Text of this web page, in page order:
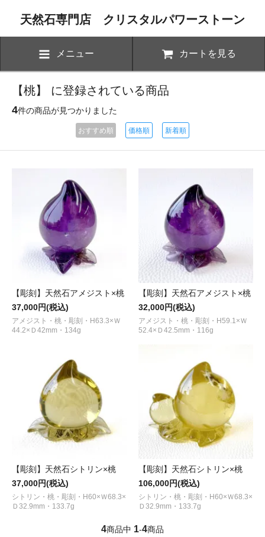
天然石専門店 クリスタルパワーストーン
メニュー カートを見る
【桃】 に登録されている商品
4件の商品が見つかりました
おすすめ順 価格順 新着順
【彫刻】天然石アメジスト×桃
37,000円(税込)
アメジスト・桃・彫刻・H63.3×Ｗ
44.2×Ｄ42mm・134g
【彫刻】天然石アメジスト×桃
32,000円(税込)
アメジスト・桃・彫刻・H59.1×Ｗ
52.4×Ｄ42.5mm・116g
【彫刻】天然石シトリン×桃
37,000円(税込)
シトリン・桃・彫刻・H60×Ｗ68.3×
Ｄ32.9mm・133.7g
【彫刻】天然石シトリン×桃
106,000円(税込)
シトリン・桃・彫刻・H60×Ｗ68.3×
Ｄ32.9mm・133.7g
4商品中 1-4商品